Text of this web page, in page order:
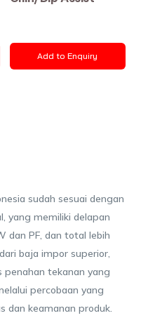
Add to Enquiry
sudah sesuai dengan
yang memiliki delapan
dan PF, dan total lebih
baja impor superior,
penahan tekanan yang
percobaan yang
dan keamanan produk.